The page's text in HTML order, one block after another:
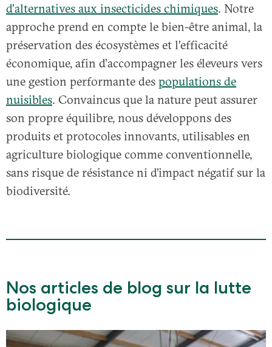
d’alternatives aux insecticides chimiques. Notre
approche prend en compte le bien-être animal, la
préservation des écosystèmes et l’efficacité
économique, afin d’accompagner les éleveurs vers
une gestion performante des populations de
nuisibles. Convaincus que la nature peut assurer
son propre équilibre, nous développons des
produits et protocoles innovants, utilisables en
agriculture biologique comme conventionnelle,
sans risque de résistance ni d’impact négatif sur la
biodiversité.
Nos articles de blog sur la lutte
biologique